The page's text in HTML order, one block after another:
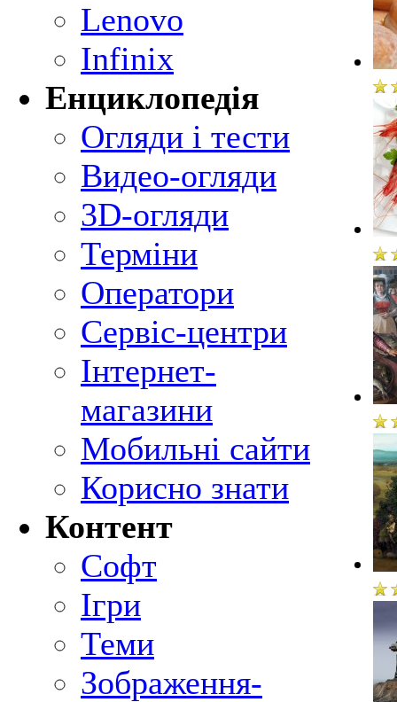
Lenovo
Infinix
Енциклопедія
Огляди і тести
Видео-огляди
3D-огляди
Терміни
Оператори
Сервіс-центри
Інтернет-
магазини
Мобильні сайти
Корисно знати
Контент
Софт
Ігри
Теми
Зображення-